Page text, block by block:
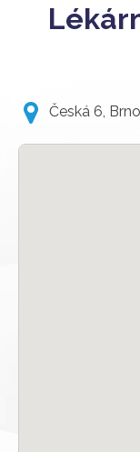
Česká 6, Brno